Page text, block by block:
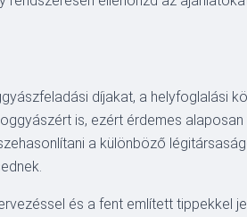
díjakat, a helyfoglalási
is, ezért érdemes
a különböző
és a fent említett tippekkel